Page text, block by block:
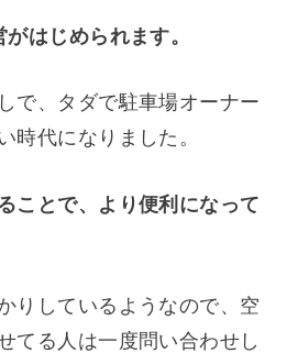
はじめられます。
で、タダで駐車場オーナー
時代になりました。
ことで、より便利になって
りしているようなので、空
てる人は一度問い合わせし